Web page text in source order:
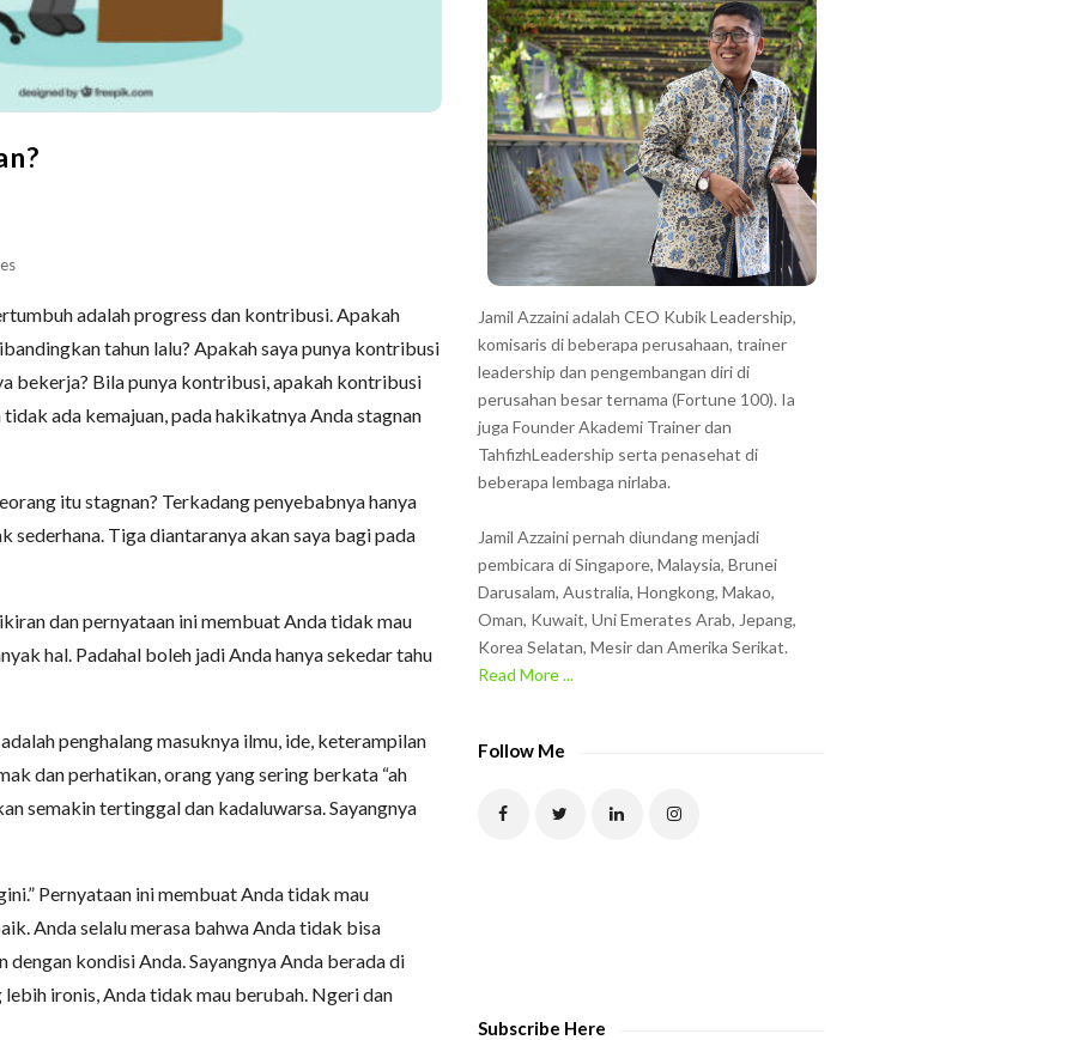
adalah progress dan kontribusi. Apakah
tahun lalu? Apakah saya punya kontribusi
bekerja? Bila punya kontribusi, apakah kontribusi
ada kemajuan, pada hakikatnya Anda stagnan
itu stagnan? Terkadang penyebabnya hanya
sederhana. Tiga diantaranya akan saya bagi pada
dan pernyataan ini membuat Anda tidak mau
hal. Padahal boleh jadi Anda hanya sekedar tahu
penghalang masuknya ilmu, ide, keterampilan
dan perhatikan, orang yang sering berkata “ah
semakin tertinggal dan kadaluwarsa. Sayangnya
Pernyataan ini membuat Anda tidak mau
Anda selalu merasa bahwa Anda tidak bisa
dengan kondisi Anda. Sayangnya Anda berada di
lebih ironis, Anda tidak mau berubah. Ngeri dan
Jamil Azzaini adalah CEO Kubik Leadership,
komisaris di beberapa perusahaan, trainer
leadership dan pengembangan diri di
perusahan besar ternama (Fortune 100). Ia
juga Founder Akademi Trainer dan
TahfizhLeadership serta penasehat di
beberapa lembaga nirlaba.
Jamil Azzaini pernah diundang menjadi
pembicara di Singapore, Malaysia, Brunei
Darusalam, Australia, Hongkong, Makao,
Oman, Kuwait, Uni Emerates Arab, Jepang,
Korea Selatan, Mesir dan Amerika Serikat.
Read More ...
Follow Me
Subscribe Here